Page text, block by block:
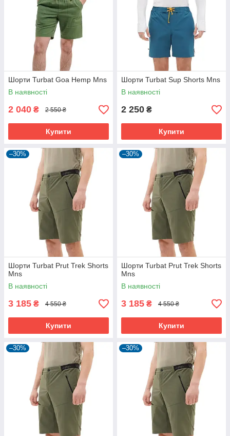
Шорти Turbat Goa Hemp Mns
В наявності
2 040 ₴ 2 550 ₴
Купити
Шорти Turbat Sup Shorts Mns
В наявності
2 250 ₴
Купити
–30%
Шорти Turbat Prut Trek Shorts
Mns
В наявності
3 185 ₴ 4 550 ₴
Купити
–30%
Шорти Turbat Prut Trek Shorts
Mns
В наявності
3 185 ₴ 4 550 ₴
Купити
–30% –30%